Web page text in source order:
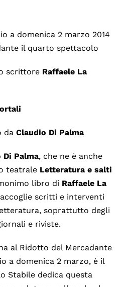
a domenica 2 marzo 2014
il quarto spettacolo
scrittore Raffaele La
da Claudio Di Palma
Di Palma, che ne è anche
teatrale Letteratura e salti
libro di Raffaele La
scritti e interventi
soprattutto degli
e riviste.
al Ridotto del Mercadante
a domenica 2 marzo, è il
Stabile dedica questa